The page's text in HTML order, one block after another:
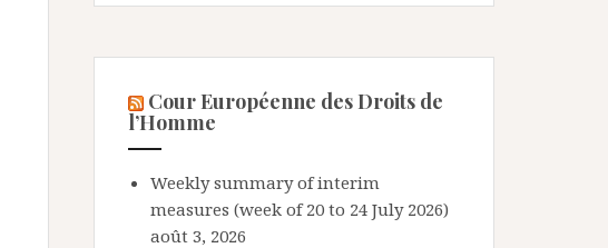
Cour Européenne des Droits de
l’Homme
Weekly summary of interim
measures (week of 20 to 24 July 2026)
août 3, 2026